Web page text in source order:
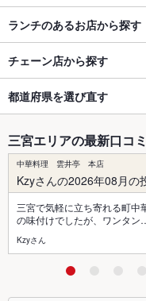
ランチのあるお店から探す
チェーン店から探す
都道府県を選び直す
三宮エリアの最新口コミ
中華料理 雲井亭 本店
Kzyさんの2026年08月の
三宮で気軽に立ち寄れる町中
の味付けでしたが、ワンタン
Kzyさん